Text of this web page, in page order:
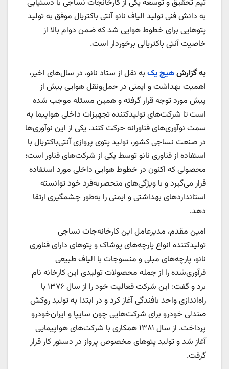
تیم تحقیق و توسعه یکی از کارخانجات نساجی با دستیابی
به دانش فنی تولید الیاف نانو آنتی باکتریال موفق به تولید
پتوهایی برای خطوط هوایی شد که ضمن دوام بالا از
خاصیت آنتی باکتریالی برخوردار است.
به گزارشهیچ یک به نقل از ستاد نانو، در سال‌های اخیر،
اهمیت بهداشت و ایمنی در حمل‌ونقل هوایی بیش از
پیش مورد توجه قرار گرفته و همین مسئله موجب شده
است تا شرکت‌های تولیدکننده تجهیزات داخلی هواپیما به
سمت نوآوری‌های فناورانه حرکت کنند. یکی از این نوآوری‌ها
در صنعت نساجی کشور، تولید پتوی پروازی آنتی‌باکتریال با
استفاده از فناوری نانو توسط یکی از شرکت‌های فناور است؛
محصولی که اکنون در خطوط هوایی داخلی مورد استفاده
قرار می‌گیرد و با ویژگی‌های منحصربه‌فرد خود توانسته
استانداردهای بهداشتی و ایمنی را به‌طور چشمگیری ارتقا
دهد.
امین مقدم، مدیرعامل این کارخانه‌جات نساجی
تولیدکننده انواع پارچه‌های پوشاک و پتوهای دارای فناوری
نانو، پارچه‌های مبلی و منسوجات با الیاف طبیعی
فرآوری‌شده را از جمله محصولات تولیدی این کارخانه نام
برد و گفت: این شرکت فعالیت خود را از سال ۱۳۷۶ با
راه‌اندازی واحد بافندگی آغاز کرد و در ابتدا به تولید روکش
صندلی خودرو برای شرکت‌هایی چون سایپا و ایران‌خودرو
پرداخت. از سال ۱۳۸۱ همکاری با شرکت‌های هواپیمایی
آغاز شد و تولید پتوهای مخصوص پرواز در دستور کار قرار
گرفت.